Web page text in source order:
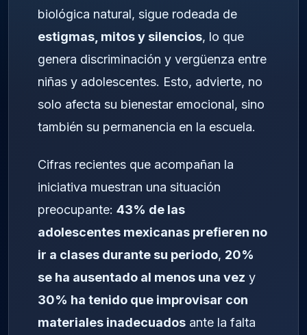
biológica natural, sigue rodeada de
estigmas, mitos y silencios, lo que
genera discriminación y vergüenza entre
niñas y adolescentes. Esto, advierte, no
solo afecta su bienestar emocional, sino
también su permanencia en la escuela.
Cifras recientes que acompañan la
iniciativa muestran una situación
preocupante: 43% de las
adolescentes mexicanas prefieren no
ir a clases durante su periodo, 20%
se ha ausentado al menos una vez y
30% ha tenido que improvisar con
materiales inadecuados ante la falta